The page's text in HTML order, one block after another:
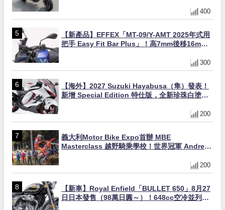
400
【新產品】EFFEX「MT-09/Y-AMT 2025年式用
把手 Easy Fit Bar Plus」！高7mm後移16mm
300
【海外】2027 Suzuki Hayabusa（隼）發表！
新增 Special Edition 特仕版，全新珍珠白塗裝
200
義大利Motor Bike Expo首辦 MBE
Masterclass 越野騎乘學校！世界冠軍 Andrea
200
【新車】Royal Enfield「BULLET 650」8月27
日日本發售（98萬日圓～）！648cc空冷並列雙